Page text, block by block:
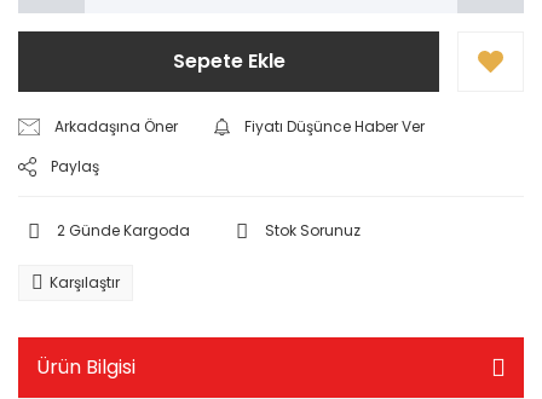
Sepete Ekle
Arkadaşına Öner
Fiyatı Düşünce Haber Ver
Paylaş
2 Günde Kargoda Stok Sorunuz
Karşılaştır
Ürün Bilgisi